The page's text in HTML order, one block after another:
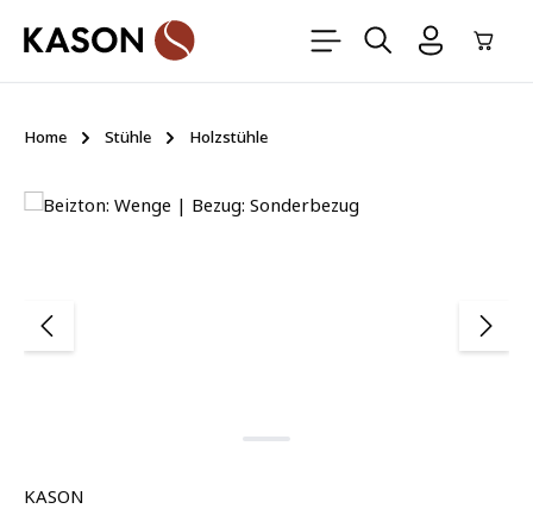
Zum Hauptinhalt springen
Home Stühle Holzstühle
Bildergalerie überspringen
KASON